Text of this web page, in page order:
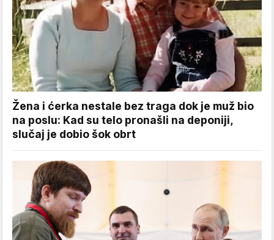
Žena i ćerka nestale bez traga dok je muž bio
na poslu: Kad su telo pronašli na deponiji,
slučaj je dobio šok obrt